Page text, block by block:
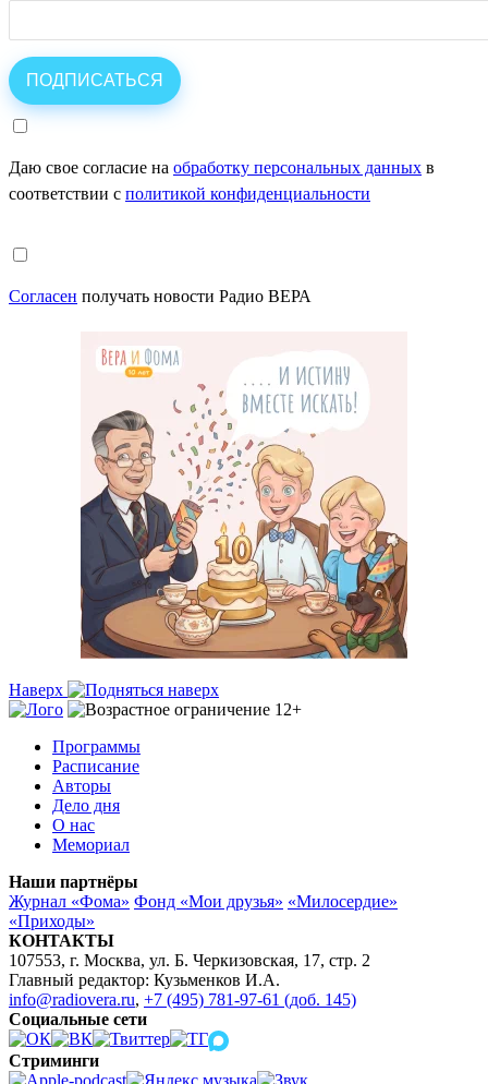
Даю свое согласие на обработку персональных данных в
соответствии с политикой конфиденциальности
Согласен получать новости Радио ВЕРА
Наверх
Программы
Расписание
Авторы
Дело дня
О нас
Мемориал
Наши партнёры
Журнал «Фома» Фонд «Мои друзья» «Милосердие»
«Приходы»
КОНТАКТЫ
107553, г. Москва, ул. Б. Черкизовская, 17, стр. 2
Главный редактор: Кузьменков И.А.
info@radiovera.ru, +7 (495) 781-97-61 (доб. 145)
Социальные сети
Стриминги